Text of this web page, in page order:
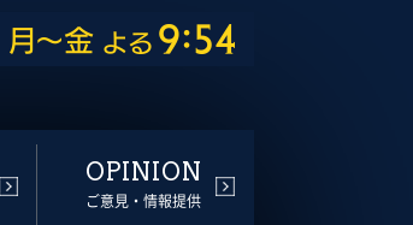
OPINION
ご意見・情報提供